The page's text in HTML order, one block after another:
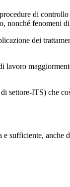
di controllo
nonché fenomeni
dei
ITS) che
sufficiente, anche